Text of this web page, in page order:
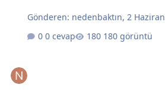
Gönderen: nedenbaktın,2 Haziran
0 cevap
180 görüntü